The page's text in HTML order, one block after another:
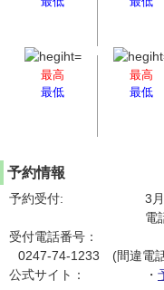
最高
最低
最高
最低
予約情報
予約受付:
3
電
受付電話番号：
0247-74-1233 (間違電
公式サイト：
・